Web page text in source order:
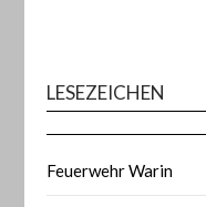
LESEZEICHEN
Feuerwehr Warin